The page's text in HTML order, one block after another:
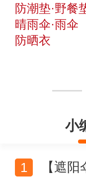
防潮垫·野餐
晴雨伞·雨伞
防晒衣
小
【遮